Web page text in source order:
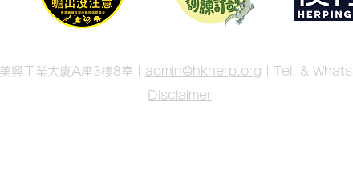
興工業大廈A座3樓8室 | admin@hkherp.org | Tel. &
Disclaimer